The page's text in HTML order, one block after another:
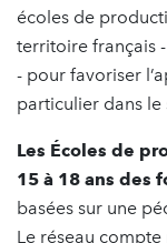
écoles de
territoire français
- pour favoriser
particulier dans le
Les Écoles de
15 à 18 ans des
basées sur une
Le réseau